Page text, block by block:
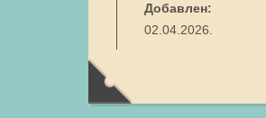
Добавлен:
02.04.2026.